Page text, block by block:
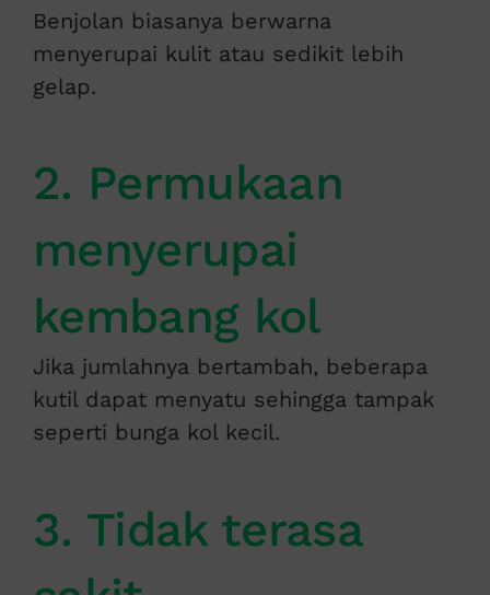
Benjolan biasanya berwarna
menyerupai kulit atau sedikit lebih
gelap.
2. Permukaan
menyerupai
kembang kol
Jika jumlahnya bertambah, beberapa
kutil dapat menyatu sehingga tampak
seperti bunga kol kecil.
3. Tidak terasa